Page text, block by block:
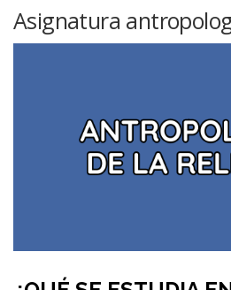
🎙 ANTRÓPODAS
Asignatura